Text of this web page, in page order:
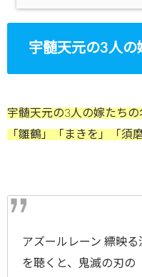
宇髄天元の3人の
宇髄天元の3人の嫁たちの
「雛鶴」「まきを」「須
アズールレーン 縹映る
を聴くと、鬼滅の刃の